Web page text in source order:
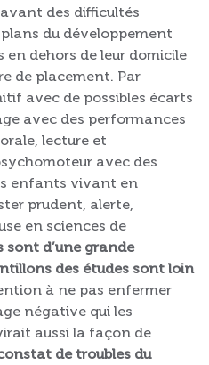
des difficultés
du développement
dehors de leur domicile
de placement. Par
avec de possibles écarts
avec des performances
lecture et
avec des
enfants vivant en
prudent, alerte,
en sciences de
sont d’une grande
des études sont loin
à ne pas enfermer
négative qui les
aussi la façon de
de troubles du